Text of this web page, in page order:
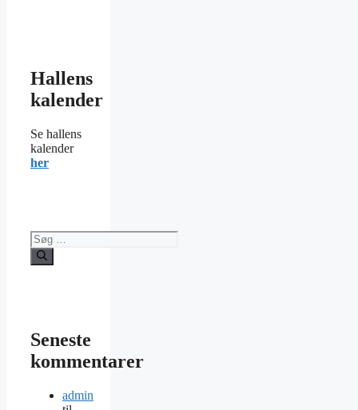
Hallens
kalender
Se hallens
kalender
her
Søg
efter:
Seneste
kommentarer
admin